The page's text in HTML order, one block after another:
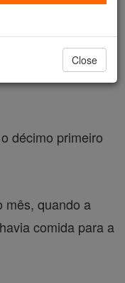
na frente da
em volta dele
décimo primeiro
mês, quando a
comida para a
Close